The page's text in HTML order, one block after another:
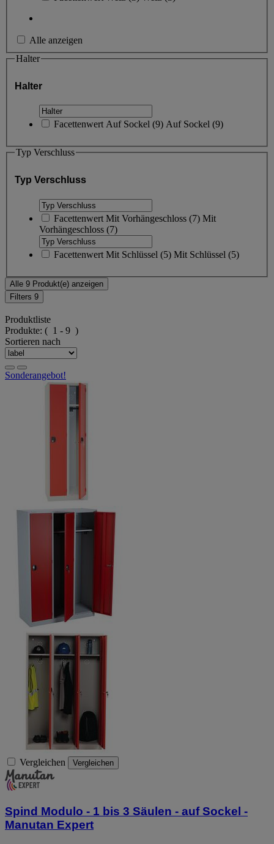
Alle anzeigen
Halter
Halter
Facettenwert Auf Sockel (9) Auf Sockel (9)
Typ Verschluss
Typ Verschluss
Facettenwert Mit Vorhängeschloss (7) Mit
Vorhängeschloss (7)
Facettenwert Mit Schlüssel (5) Mit Schlüssel (5)
Alle 9 Produkt(e) anzeigen
Filters 9
Produktliste
Produkte: ( 1 - 9 )
Sortieren nach
Sonderangebot!
Vergleichen Vergleichen
Spind Modulo - 1 bis 3 Säulen - auf Sockel -
Manutan Expert